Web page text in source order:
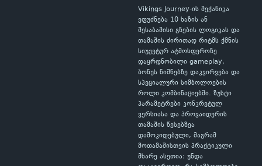
Vikings Journey-ის მექანიკა
ეფუძნება 10 ხაზის ან
შესაბამისი გზების ლოგიკას და
თამაშის ძირითად რიტმს ქმნის
სიუჟეტურ ატმოსფეროზე
დაყრდნობილი gameplay,
ბონუს ნიშნებზე დაკვირვება და
სპეციალური სიმბოლოების
როლი კომბინაციებში. ზუსტი
პარამეტრები კონკრეტულ
ვერსიასა და პროვაიდერის
თამაშის წესებზეა
დამოკიდებული, მაგრამ
მოთამაშისთვის პრაქტიკული
მხარე ასეთია: უნდა